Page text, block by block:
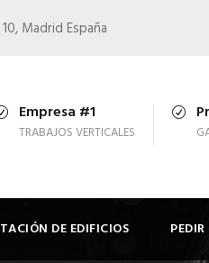
Madrid España
Empresa #1
TRABAJOS VERTICALES
DE EDIFICIOS